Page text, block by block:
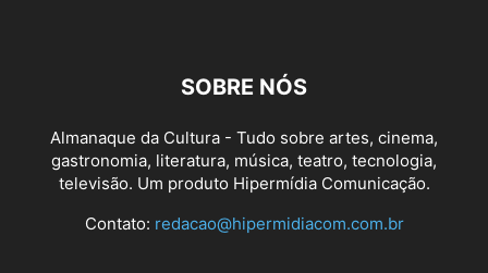
SOBRE NÓS
Almanaque da Cultura - Tudo sobre artes, cinema,
gastronomia, literatura, música, teatro, tecnologia,
televisão. Um produto Hipermídia Comunicação.
Contato: redacao@hipermidiacom.com.br